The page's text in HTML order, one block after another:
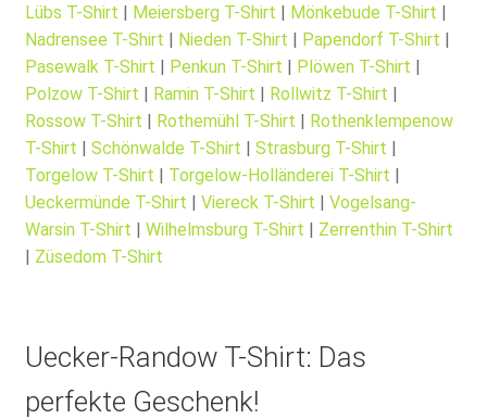
Lübs T-Shirt
Meiersberg T-Shirt Mönkebude T-Shirt
Nadrensee T-Shirt
Nieden T-Shirt Papendorf T-Shirt
Pasewalk T-Shirt
Penkun T-Shirt Plöwen T-Shirt
Polzow T-Shirt
Ramin T-Shirt Rollwitz T-Shirt
Rossow T-Shirt
Rothemühl T-Shirt
Rothenklempenow
T-Shirt
Schönwalde T-Shirt Strasburg T-Shirt
Torgelow T-Shirt
Torgelow-Holländerei T-Shirt
Ueckermünde T-Shirt
Viereck T-Shirt
Vogelsang-
Warsin T-Shirt
Wilhelmsburg T-Shirt
Zerrenthin T-Shirt
Züsedom T-Shirt
Uecker-Randow T-Shirt: Das
perfekte Geschenk!